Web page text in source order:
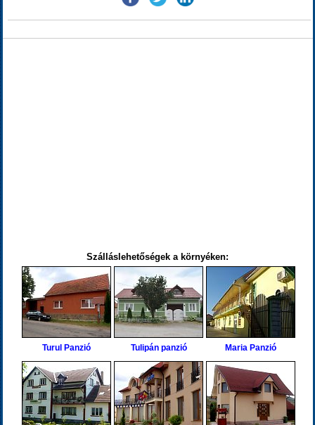
Szálláslehetőségek a környéken:
Turul Panzió Tulipán panzió Maria Panzió